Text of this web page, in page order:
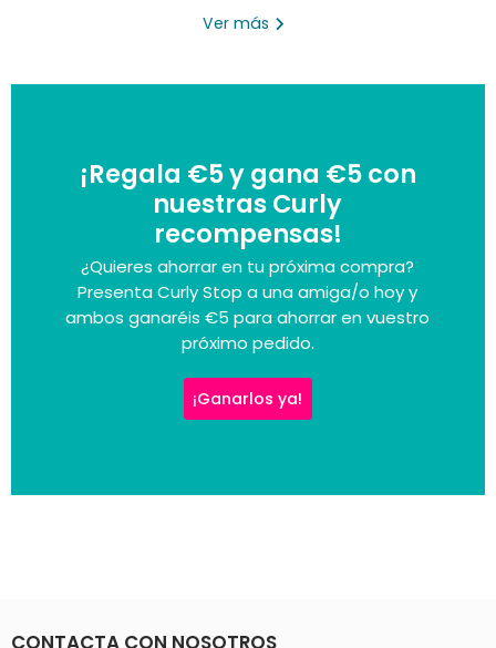
Ver más
¡Regala €5 y gana €5 con
nuestras Curly
recompensas!
¿Quieres ahorrar en tu próxima compra?
Presenta Curly Stop a una amiga/o hoy y
ambos ganaréis €5 para ahorrar en vuestro
próximo pedido.
¡Ganarlos ya!
CONTACTA CON NOSOTROS